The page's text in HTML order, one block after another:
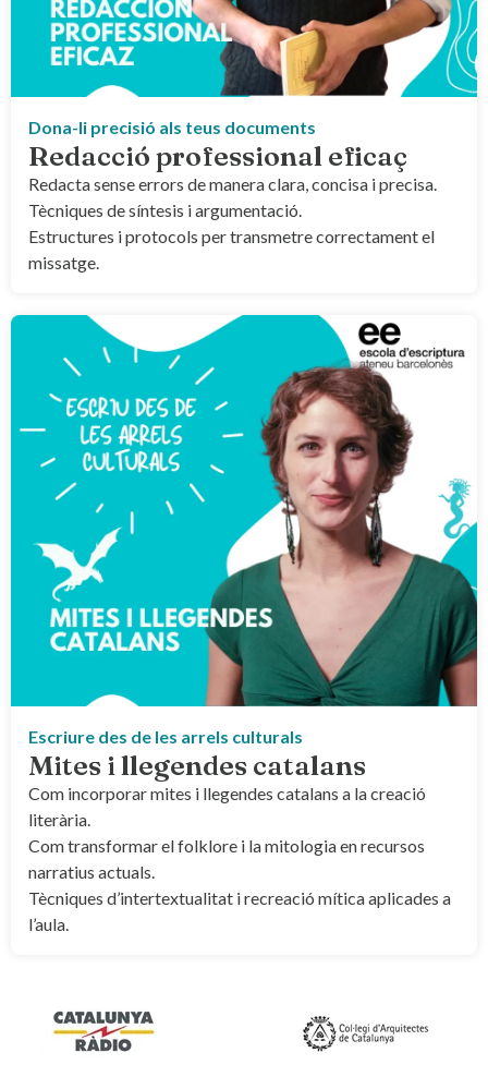
Dona-li precisió als teus documents
Redacció professional eficaç
Redacta sense errors de manera clara, concisa i precisa.
Tècniques de síntesis i argumentació.
Estructures i protocols per transmetre correctament el
missatge.
Escriure des de les arrels culturals
Mites i llegendes catalans
Com incorporar mites i llegendes catalans a la creació
literària.
Com transformar el folklore i la mitologia en recursos
narratius actuals.
Tècniques d’intertextualitat i recreació mítica aplicades a
l’aula.